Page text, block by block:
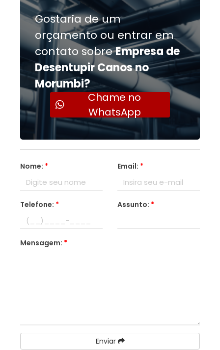
Gostaria de um
orçamento ou entrar em
contato sobreEmpresa de
Desentupir Canos no
Morumbi?
Chame no
WhatsApp
Nome: * Email: *
Telefone: * Assunto: *
Mensagem: *
Enviar